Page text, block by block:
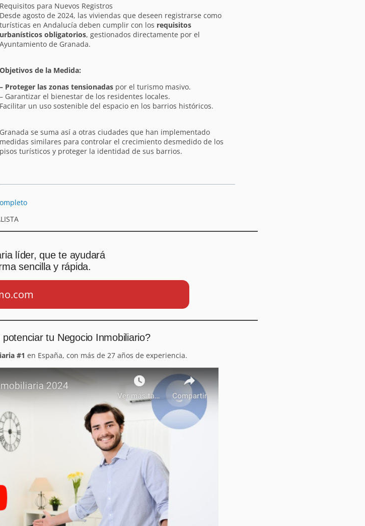
Requisitos para Nuevos Registros
Desde agosto de 2024, las viviendas que deseen registrarse como
turísticas en Andalucía deben cumplir con los requisitos
urbanísticos obligatorios, gestionados directamente por el
Ayuntamiento de Granada.
Objetivos de la Medida:
– Proteger las zonas tensionadas por el turismo masivo.
– Garantizar el bienestar de los residentes locales.
Facilitar un uso sostenible del espacio en los barrios históricos.
Granada se suma así a otras ciudades que han implementado
medidas similares para controlar el crecimiento desmedido de los
pisos turísticos y proteger la identidad de sus barrios.
líder, que te ayudará
sencilla y rápida.
tu Negocio Inmobiliario?
#1 en España, con más de 27 años de experiencia.